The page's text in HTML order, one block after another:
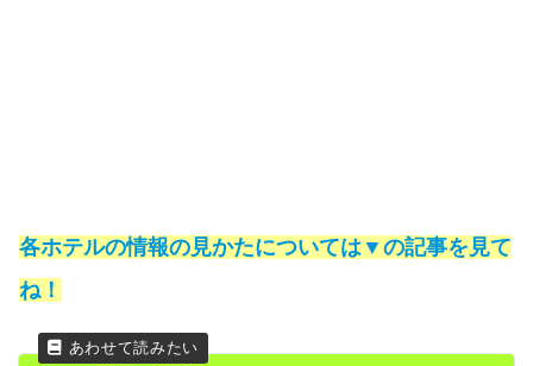
各ホテルの情報の見かたについては▼の記事を見て
ね！